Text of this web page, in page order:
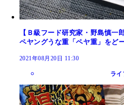
【Ｂ級フード研究家・野島慎一
ペヤングうな重「ペヤ重」をど
2021年08月20日 11:30
ライ